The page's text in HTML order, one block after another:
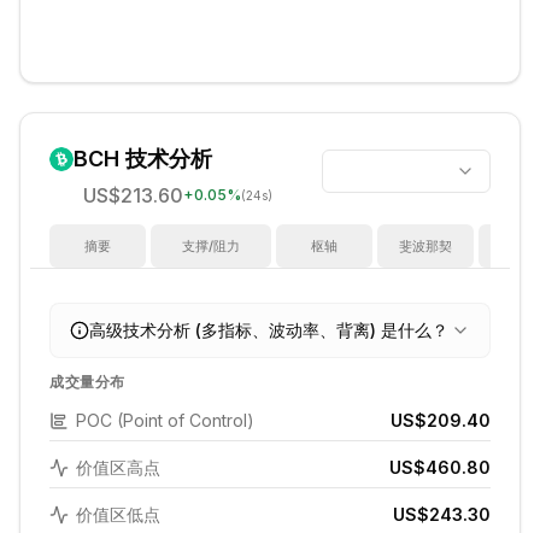
BCH 技术分析
US$213.60+0.05%(24s)
摘要 支撑/阻力 枢轴 斐波那契
高级技术分析 (多指标、波动率、背离) 是什么？
成交量分布
POC (Point of Control) US$209.40
价值区高点 US$460.80
价值区低点 US$243.30